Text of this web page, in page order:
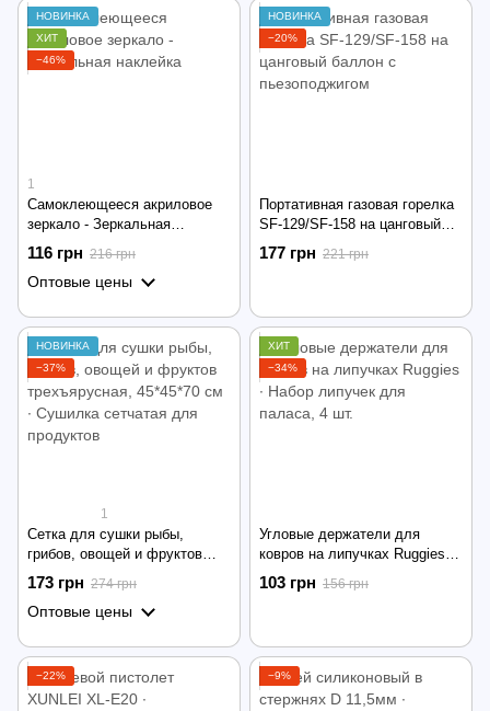
НОВИНКА
ХИТ
−46%
1
Самоклеющееся акриловое
зеркало - Зеркальная
наклейка
116 грн 216 грн
Оптовые цены
НОВИНКА
−20%
Портативная газовая горелка
SF-129/SF-158 на цанговый
баллон с пьезоподжигом
177 грн 221 грн
НОВИНКА
−37%
1
Сетка для сушки рыбы,
грибов, овощей и фруктов
трехъярусная, 45*45*70 см ∙
Сушилка сетчатая для
продуктов
173 грн 274 грн
Оптовые цены
ХИТ
−34%
Угловые держатели для
ковров на липучках Ruggies ∙
Набор липучек для паласа, 4
шт.
103 грн 156 грн
−22% −9%